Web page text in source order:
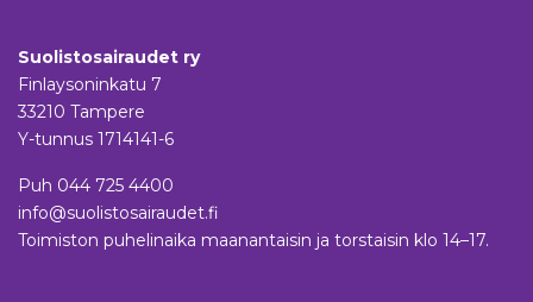
Suolistosairaudet ry
Finlaysoninkatu 7
33210 Tampere
Y-tunnus 1714141-6
Puh 044 725 4400
info@suolistosairaudet.fi
Toimiston puhelinaika maanantaisin ja torstaisin klo 14–17.